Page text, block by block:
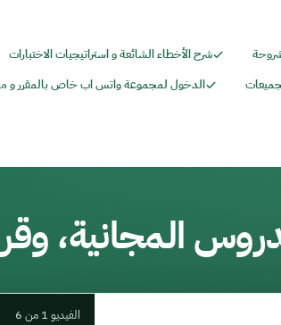
شرح الأخطاء الشائعة و استراتيجيات الاختبارات
الدخول لمجموعة واتس اب خاص بالمقرر و
المجانية،
الفيديو 1 من 6